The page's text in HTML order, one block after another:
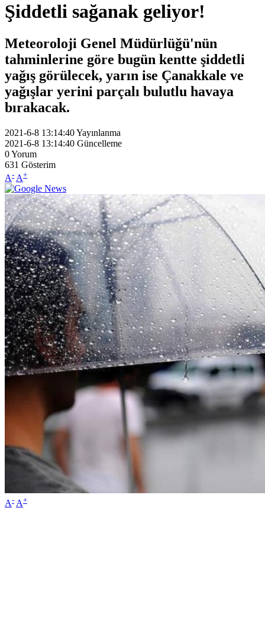
Şiddetli sağanak geliyor!
Meteoroloji Genel Müdürlüğü'nün
tahminlerine göre bugün kentte şiddetli
yağış görülecek, yarın ise Çanakkale ve
yağışlar yerini parçalı bulutlu havaya
bırakacak.
2021-6-8 13:14:40Yayınlanma
2021-6-8 13:14:40 Güncelleme
0Yorum
631 Gösterim
A- A+
A- A+